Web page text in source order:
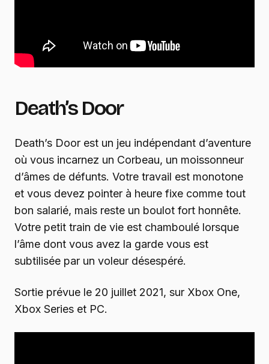
Death’s Door
Death’s Door est un jeu indépendant d’aventure
où vous incarnez un Corbeau, un moissonneur
d’âmes de défunts. Votre travail est monotone
et vous devez pointer à heure fixe comme tout
bon salarié, mais reste un boulot fort honnête.
Votre petit train de vie est chamboulé lorsque
l’âme dont vous avez la garde vous est
subtilisée par un voleur désespéré.
Sortie prévue le 20 juillet 2021, sur Xbox One,
Xbox Series et PC.